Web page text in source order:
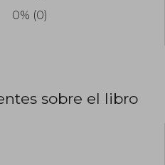
0% (0)
sobre el libro